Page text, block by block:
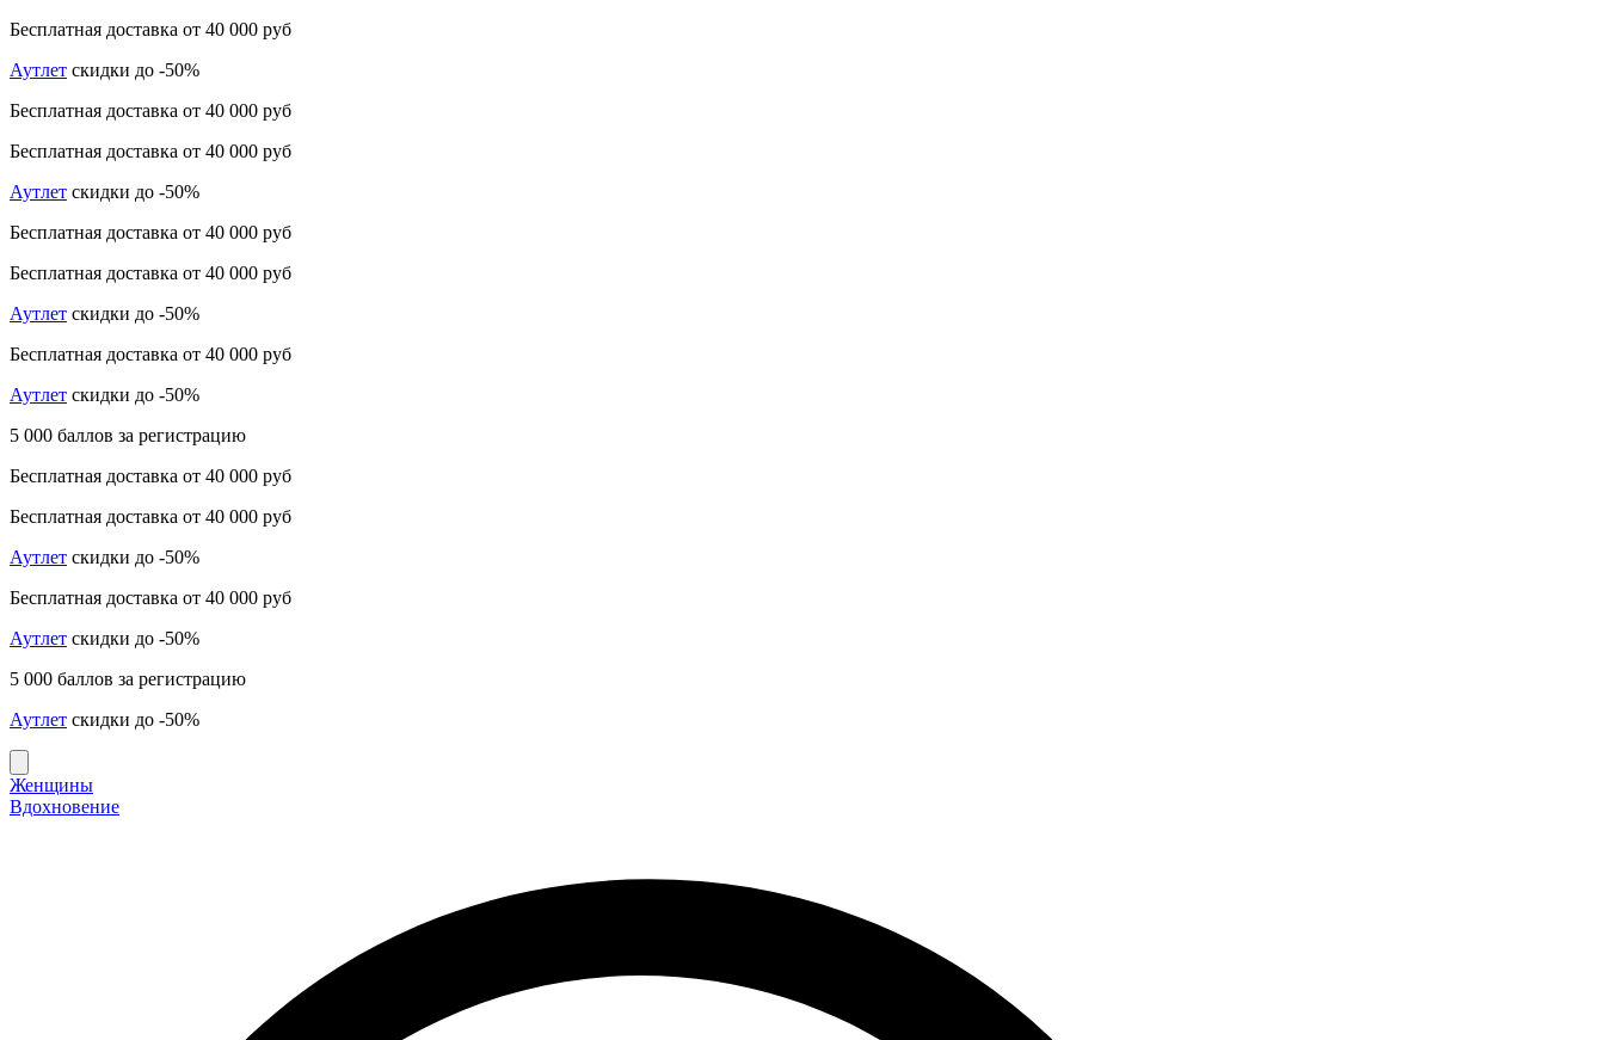
Бесплатная доставка от 40 000 руб
Аутлет скидки до -50%
Бесплатная доставка от 40 000 руб
Бесплатная доставка от 40 000 руб
Аутлет скидки до -50%
Бесплатная доставка от 40 000 руб
Бесплатная доставка от 40 000 руб
Аутлет скидки до -50%
Бесплатная доставка от 40 000 руб
Аутлет скидки до -50%
5 000 баллов за регистрацию
Бесплатная доставка от 40 000 руб
Бесплатная доставка от 40 000 руб
Аутлет скидки до -50%
Бесплатная доставка от 40 000 руб
Аутлет скидки до -50%
5 000 баллов за регистрацию
Аутлет скидки до -50%
Женщины
Вдохновение